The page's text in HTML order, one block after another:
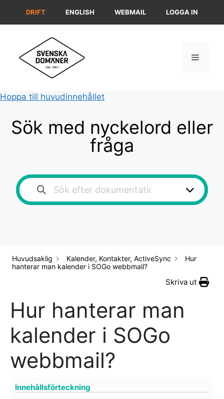
DRIFT ENGLISH WEBMAIL LOGGA IN
Meny
Hoppa till huvudinnehållet
Sök med nyckelord eller
fråga
Huvudsaklig Kalender, Kontakter, ActiveSync
Hur
hanterar man kalender i SOGo webbmail?
Skriva ut
Hur hanterar man
kalender i SOGo
webbmail?
Innehållsförteckning